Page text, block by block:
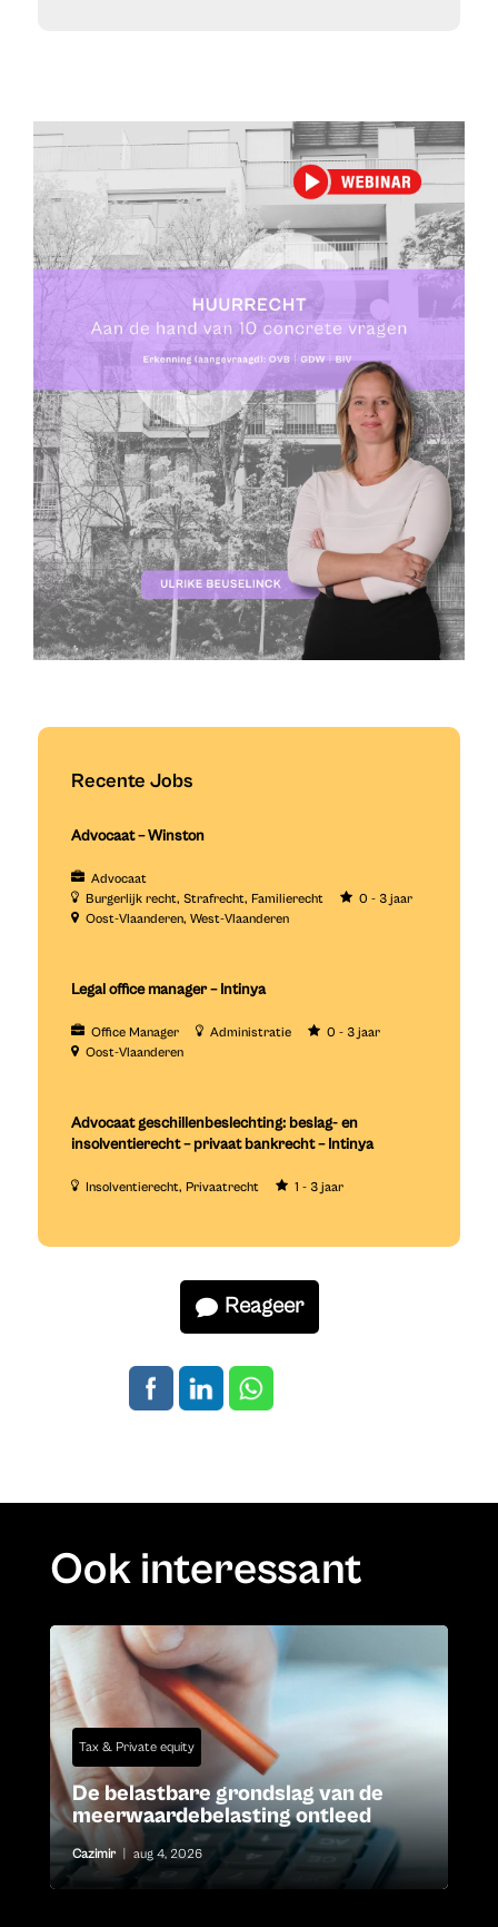
Recente Jobs
Advocaat – Winston
Advocaat
Burgerlijk recht Strafrecht Familierecht
0 - 3 jaar
Oost-Vlaanderen West-Vlaanderen
Legal office manager – Intinya
Office Manager Administratie
0 - 3 jaar
Oost-Vlaanderen
Advocaat geschillenbeslechting: beslag- en
insolventierecht – privaat bankrecht – Intinya
Insolventierecht Privaatrecht 1 - 3 jaar
Reageer
Ook interessant
Tax & Private equity
De belastbare grondslag van de
meerwaardebelasting ontleed
Cazimir aug 4, 2026